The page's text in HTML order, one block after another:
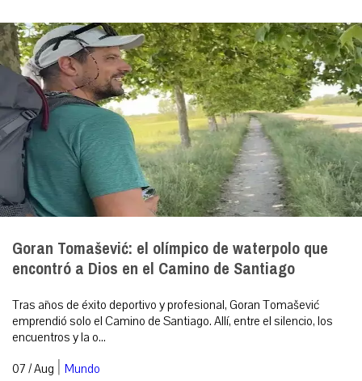
Goran Tomašević: el olímpico de waterpolo que
encontró a Dios en el Camino de Santiago
Tras años de éxito deportivo y profesional, Goran Tomašević
emprendió solo el Camino de Santiago. Allí, entre el silencio, los
encuentros y la o...
07 / Aug | Mundo